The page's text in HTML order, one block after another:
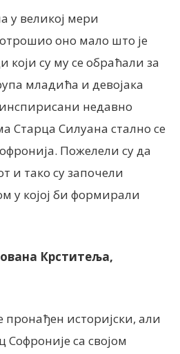
у великој мери
оно мало што је
су му се обраћали за
младића и девојака
недавно
Старца Силуана стално се
Пожелели су да
и тако су започели
у којој би формирали
Крститеља,
пронађен историјски, али
Софроније са својом